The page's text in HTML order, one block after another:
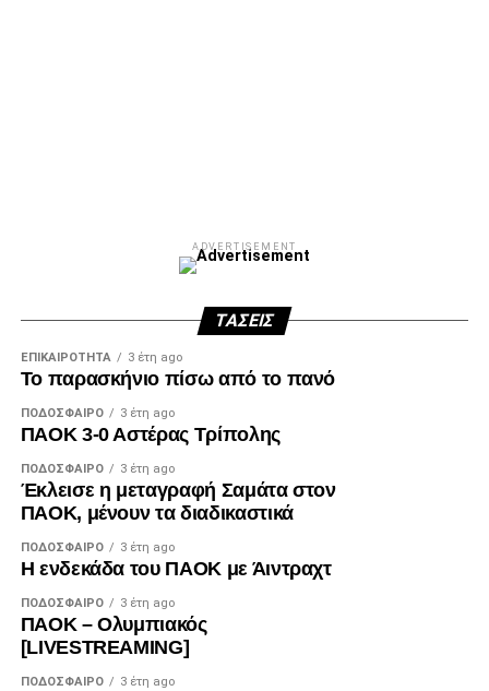
ADVERTISEMENT
ΤΆΣΕΙΣ
ΕΠΙΚΑΙΡΌΤΗΤΑ 3 έτη ago
Το παρασκήνιο πίσω από το πανό
ΠΟΔΌΣΦΑΙΡΟ 3 έτη ago
ΠΑΟΚ 3-0 Αστέρας Τρίπολης
ΠΟΔΌΣΦΑΙΡΟ 3 έτη ago
Έκλεισε η μεταγραφή Σαμάτα στον
ΠΑΟΚ, μένουν τα διαδικαστικά
ΠΟΔΌΣΦΑΙΡΟ 3 έτη ago
Η ενδεκάδα του ΠΑΟΚ με Άιντραχτ
ΠΟΔΌΣΦΑΙΡΟ 3 έτη ago
ΠΑΟΚ – Ολυμπιακός
[LIVESTREAMING]
ΠΟΔΌΣΦΑΙΡΟ 3 έτη ago